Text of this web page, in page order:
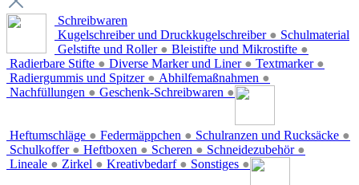
Schreibwaren
Kugelschreiber und Druckkugelschreiber ●
Gelstifte und Roller ● Bleistifte und Mikrostifte ●
Radierbare Stifte ● Diverse Marker und Liner ● Textmarker ●
Radiergummis und Spitzer ● Abhilfemaßnahmen ●
Nachfüllungen ● Geschenk-Schreibwaren ●
Schulmaterial
Heftumschläge ● Federmäppchen ● Schulranzen und Rucksäcke ●
Schulkoffer ● Heftboxen ● Scheren ● Schneidezubehör ●
Lineale ● Zirkel ● Kreativbedarf ● Sonstiges ●